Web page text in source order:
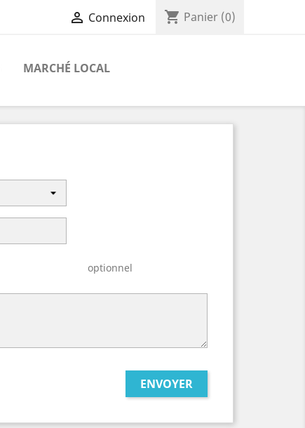
 Connexion shopping_cart Panier (0)
MARCHÉ LOCAL
optionnel